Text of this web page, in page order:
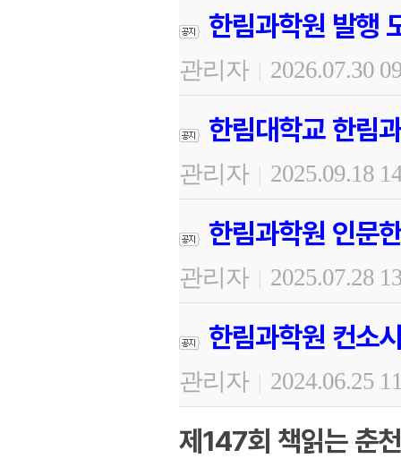
한림과학원 발행
관리자 | 2026.07.30
한림대학교 한림
관리자 | 2025.09.18
한림과학원 인문
관리자 | 2025.07.28
한림과학원 컨소
관리자 | 2024.06.25
제147회 책읽는 춘천